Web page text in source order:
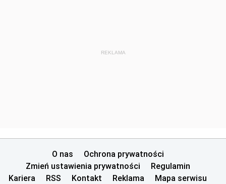
REKLAMA
O nas
Ochrona prywatności
Zmień ustawienia prywatności
Regulamin
Kariera
RSS Kontakt Reklama Mapa serwisu